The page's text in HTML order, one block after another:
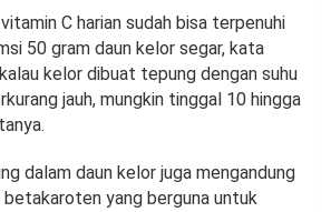
C harian sudah bisa terpenuhi
50 gram daun kelor segar, kata
kelor dibuat tepung dengan suhu
jauh, mungkin tinggal 10 hingga
dalam daun kelor juga mengandung
yang berguna untuk